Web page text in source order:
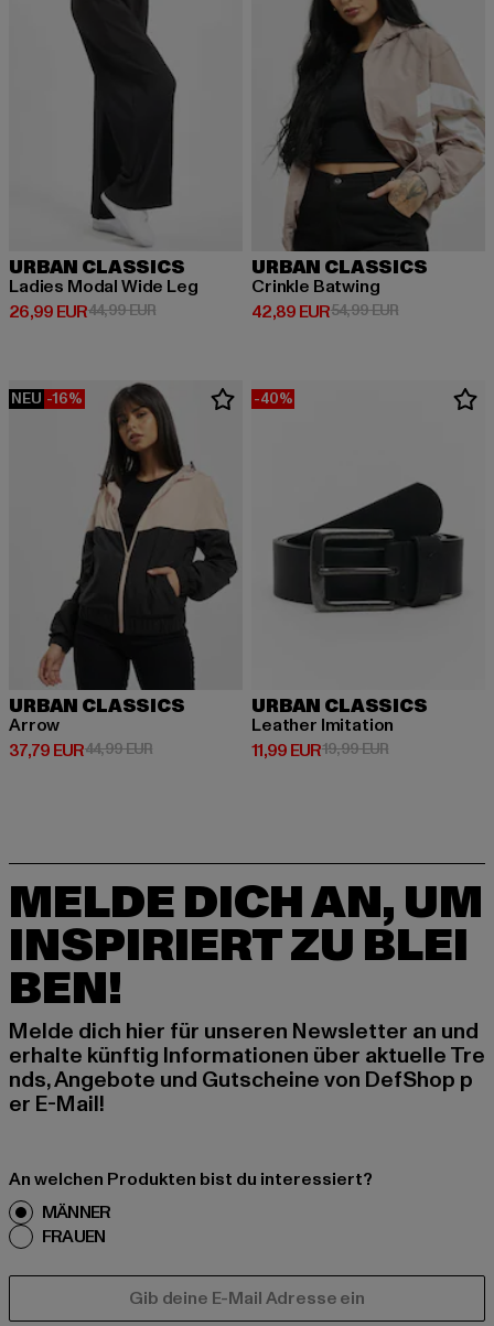
URBAN CLASSICS
Ladies Modal Wide Leg
26,99 EUR
Derzeitiger Preis: 26,99 EUR
44,99 EURAktionspreis: 44,99 EUR
URBAN CLASSICS
Crinkle Batwing
42,89 EUR
Derzeitiger Preis: 42,89 EUR
54,99 EURAktionspreis:
NEU -16%
URBAN CLASSICS
Arrow
37,79 EUR
Derzeitiger Preis: 37,79 EUR
44,99 EURAktionspreis: 44,99 EUR
-40%
URBAN CLASSICS
Leather Imitation
11,99 EUR
Derzeitiger Preis: 11,99 EUR
19,99 EURAktionspreis:
MELDE DICH AN, UM
INSPIRIERT ZU BLEI
BEN!
Melde dich hier für unseren Newsletter an und
erhalte künftig Informationen über aktuelle Tre
nds, Angebote und Gutscheine von DefShop p
er E-Mail!
An welchen Produkten bist du interessiert?
MÄNNER
FRAUEN